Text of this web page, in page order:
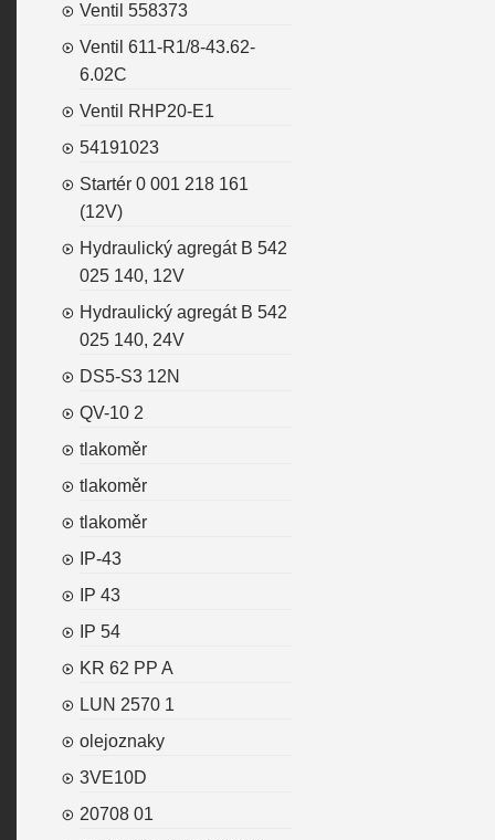
Ventil 558373
Ventil 611-R1/8-43.62-
6.02C
Ventil RHP20-E1
54191023
Startér 0 001 218 161
(12V)
Hydraulický agregát B 542
025 140, 12V
Hydraulický agregát B 542
025 140, 24V
DS5-S3 12N
QV-10 2
tlakoměr
tlakoměr
tlakoměr
IP-43
IP 43
IP 54
KR 62 PP A
LUN 2570 1
olejoznaky
3VE10D
20708 01